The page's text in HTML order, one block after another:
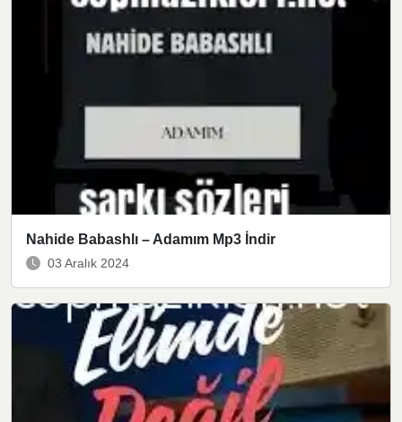
Nahide Babashlı – Adamım Mp3 İndir
03 Aralık 2024